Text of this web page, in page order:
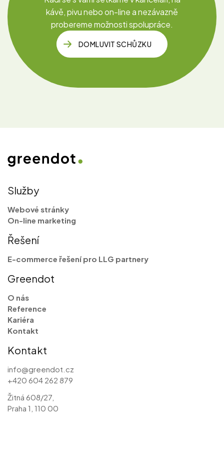
kávě, pivu neboon-linea nezávazně
probereme možnosti spolupráce.
DOMLUVIT SCHŮZKU
Služby
Webové stránky
On-line marketing
Řešení
E-commerce řešení pro LLG partnery
Greendot
O nás
Reference
Kariéra
Kontakt
Kontakt
info@greendot.cz
+420 604 262 879
Žitná 608/27,
Praha 1, 110 00